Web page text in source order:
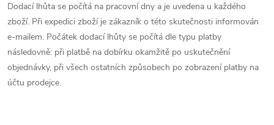
Dodací lhůta se počítá na pracovní dny a je uvedena u každého
zboží. Při expedici zboží je zákazník o této skutečnosti informován
e-mailem. Počátek dodací lhůty se počítá dle typu platby
následovně: při platbě na dobírku okamžitě po uskutečnění
objednávky, při všech ostatních způsobech po zobrazení platby na
účtu prodejce.